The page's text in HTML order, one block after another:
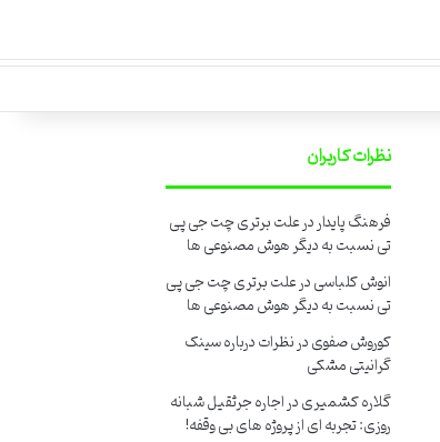
نظرات کاربران
فرهنگ پایداردرعلت برتری چت جی پی
تی نسبت به دیگر هوش مصنوعی ها
انوش کلباسیدرعلت برتری چت جی پی
تی نسبت به دیگر هوش مصنوعی ها
کوروش صفویدرنظرات درباره سینک
گرانیتی مشکی
گلاره کشمیریدراجاره جرثقیل شبانه
روزی: تجربه ای از پروژه های بی وقفه!